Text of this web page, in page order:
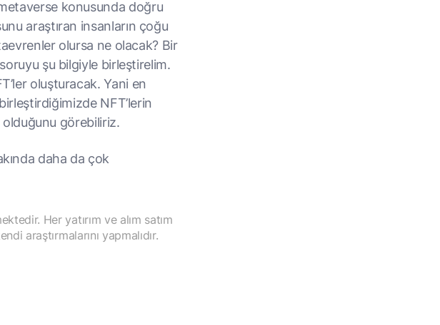
konusunda doğru
araştıran insanların çoğu
olursa ne olacak? Bir
şu bilgiyle birleştirelim.
oluşturacak. Yani en
NFT’lerin
görebiliriz.
daha da çok
Her yatırım ve alım satım
araştırmalarını yapmalıdır.